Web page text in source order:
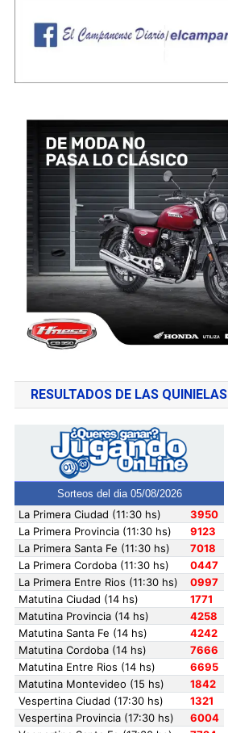
RESULTADOS DE LAS QUINIELAS